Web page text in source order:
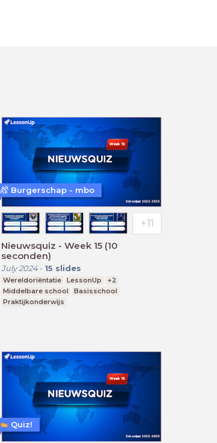
Nieuwsquiz - Week 15 (10
seconden)
July 2024- 15 slides
Wereldoriëntatie LessonUp
+2
Middelbare school
Basisschool
Praktijkonderwijs
Burgerschap - mbo
Quiz!